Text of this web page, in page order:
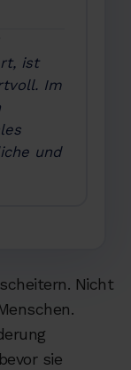
ist
Im
und
Nicht
sie